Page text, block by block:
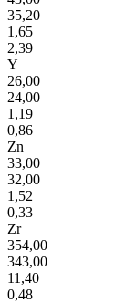
35,20
1,65
2,39
Y
26,00
24,00
1,19
0,86
Zn
33,00
32,00
1,52
0,33
Zr
354,00
343,00
11,40
0,48